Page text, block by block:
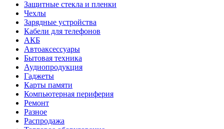
Защитные стекла и пленки
Чехлы
Зарядные устройства
Кабели для телефонов
АКБ
Автоаксессуары
Бытовая техника
Аудиопродукция
Гаджеты
Карты памяти
Компьютерная периферия
Ремонт
Разное
Распродажа